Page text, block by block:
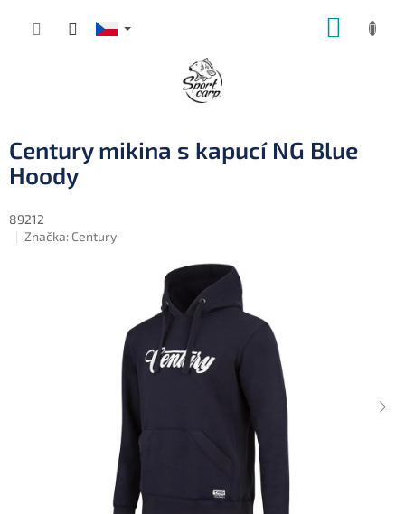
Century mikina s kapucí NG Blue
Hoody
89212
Značka: Century